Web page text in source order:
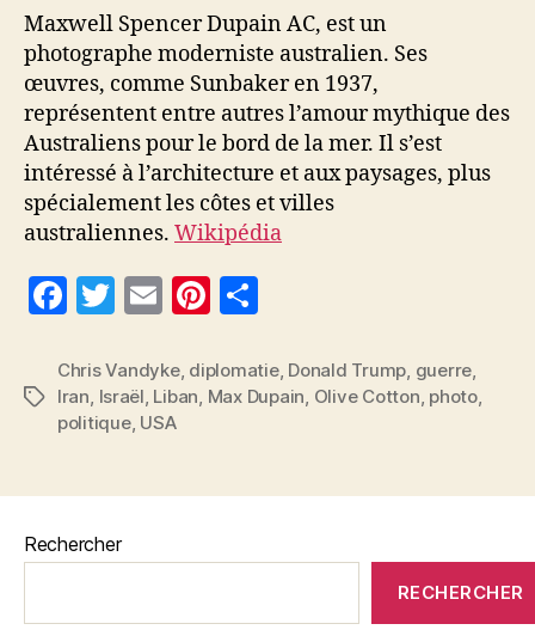
Maxwell Spencer Dupain AC, est un
photographe moderniste australien. Ses
œuvres, comme Sunbaker en 1937,
représentent entre autres l’amour mythique des
Australiens pour le bord de la mer. Il s’est
intéressé à l’architecture et aux paysages, plus
spécialement les côtes et villes
australiennes. Wikipédia
F
c
e
o
k
T
itt
er
E
ai
l
Pi
er
es
rt
a
er
Étiquettes
Chris Vandyke, diplomatie, Donald Trump guerre
Iran Israël Liban Max Dupain Olive Cotton photo,
politique, USA
Rechercher
RECHERCHER